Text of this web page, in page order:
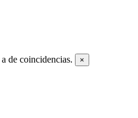
a de coincidencias. ×